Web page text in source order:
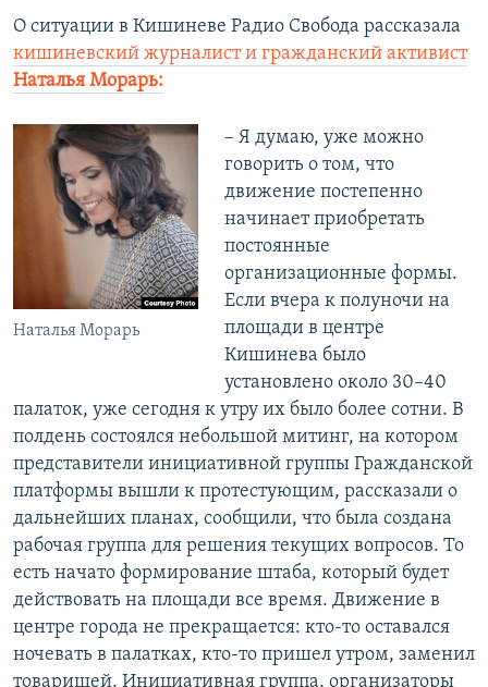
О ситуации в Кишиневе Радио Свобода рассказала
кишиневский журналист и гражданский активист
Наталья Морарь:
Наталья Морарь
– Я думаю, уже можно
говорить о том, что
движение постепенно
начинает приобретать
постоянные
организационные формы.
Если вчера к полуночи на
площади в центре
Кишинева было
установлено около 30–40
палаток, уже сегодня к утру их было более сотни. В
полдень состоялся небольшой митинг, на котором
представители инициативной группы Гражданской
платформы вышли к протестующим, рассказали о
дальнейших планах, сообщили, что была создана
рабочая группа для решения текущих вопросов. То
есть начато формирование штаба, который будет
действовать на площади все время. Движение в
центре города не прекращается: кто-то оставался
ночевать в палатках, кто-то пришел утром, заменил
товарищей. Инициативная группа, организаторы